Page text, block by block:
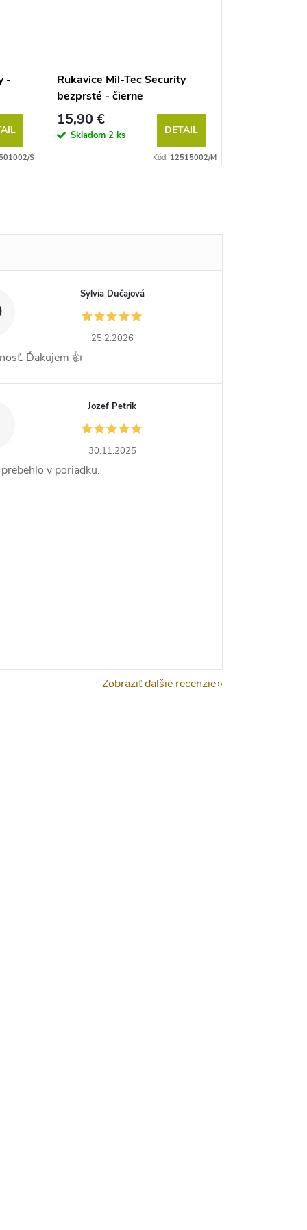
-
S
Rukavice Mil-Tec Security
bezprsté - čierne
15,90 €
Skladom 2 ks DETAIL
Kód: 12515002/M
Sylvia Dučajová
25.2.2026
Ďakujem 👍
Jozef Petrik
30.11.2025
v poriadku.
Zobraziť ďalšie recenzie